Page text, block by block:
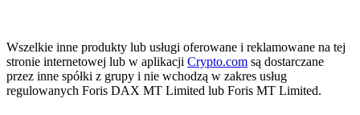
Wszelkie inne produkty lub usługi oferowane i reklamowane na tej
stronie internetowej lub w aplikacji Crypto.com są dostarczane
przez inne spółki z grupy i nie wchodzą w zakres usług
regulowanych Foris DAX MT Limited lub Foris MT Limited.